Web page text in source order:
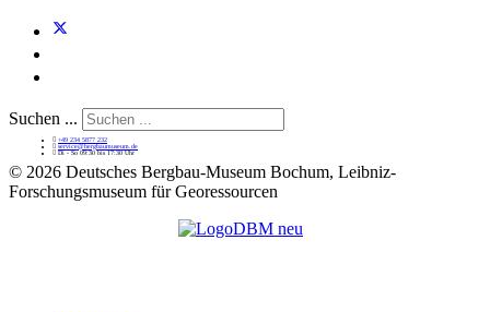
Suchen ...
+49 234 5877 232
service@bergbaumuseum.de
Di - So 09:30 bis 17:30 Uhr
© 2026 Deutsches Bergbau-Museum Bochum, Leibniz-
Forschungsmuseum für Georessourcen